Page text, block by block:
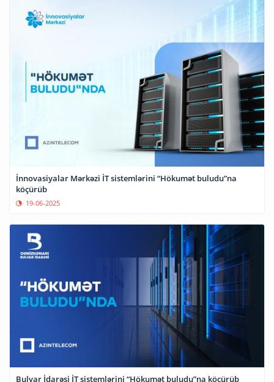
İnnovasiyalar Mərkəzi İT sistemlərini “Hökumət buludu”na
köçürüb
19-06-2025
Bulvar İdarəsi İT sistemlərini “Hökumət buludu”na köçürüb